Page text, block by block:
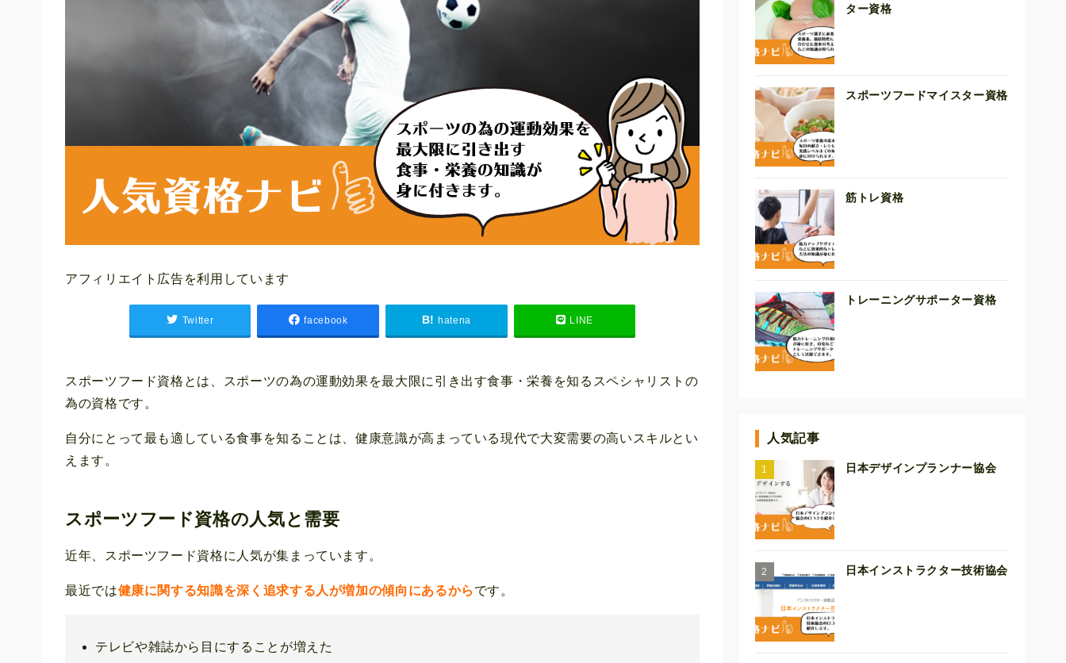
アフィリエイト広告を利用しています
Twitter facebook hatena LINE
スポーツフード資格とは、スポーツの為の運動効果を最大限に引き出す食事・栄養を知るスペシャリストの
為の資格です。
自分にとって最も適している食事を知ることは、健康意識が高まっている現代で大変需要の高いスキルとい
えます。
スポーツフード資格の人気と需要
近年、スポーツフード資格に人気が集まっています。
最近では健康に関する知識を深く追求する人が増加の傾向にあるから です。
テレビや雑誌から目にすることが増えた
ター資格
スポーツフードマイスター資格
筋トレ資格
トレーニングサポーター資格
人気記事
日本デザインプランナー協会
日本インストラクター技術協会